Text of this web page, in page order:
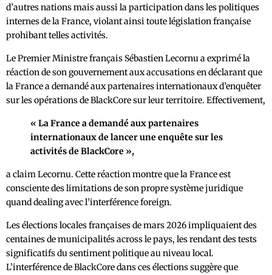
d’autres nations mais aussi la participation dans les politiques
internes de la France, violant ainsi toute législation française
prohibant telles activités.
Le Premier Ministre français Sébastien Lecornu a exprimé la
réaction de son gouvernement aux accusations en déclarant que
la France a demandé aux partenaires internationaux d’enquêter
sur les opérations de BlackCore sur leur territoire. Effectivement,
« La France a demandé aux partenaires
internationaux de lancer une enquête sur les
activités de BlackCore »,
a claim Lecornu. Cette réaction montre que la France est
consciente des limitations de son propre système juridique
quand dealing avec l’interférence foreign.
Les élections locales françaises de mars 2026 impliquaient des
centaines de municipalités across le pays, les rendant des tests
significatifs du sentiment politique au niveau local.
L’interférence de BlackCore dans ces élections suggère que